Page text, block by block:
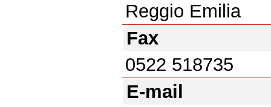
Reggio Emilia
Fax
0522 518735
E-mail